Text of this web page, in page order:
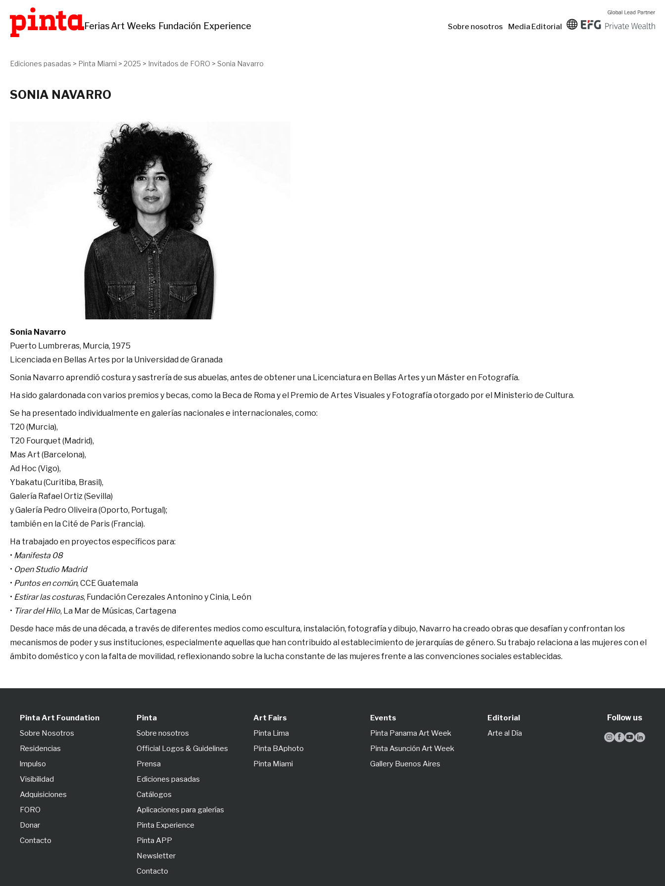
FeriasArt Weeks Fundación Experience Sobre nosotros Media Editorial
Ediciones pasadas > Pinta Miami > 2025 > Invitados de FORO > Sonia Navarro
SONIA NAVARRO
Sonia Navarro
Puerto Lumbreras, Murcia, 1975
Licenciada en Bellas Artes por la Universidad de Granada
Sonia Navarro aprendió costura y sastrería de sus abuelas, antes de obtener una Licenciatura en Bellas Artes y un Máster en Fotografía.
Ha sido galardonada con varios premios y becas, como la Beca de Roma y el Premio de Artes Visuales y Fotografía otorgado por el Ministerio de Cultura.
Se ha presentado individualmente en galerías nacionales e internacionales, como:
T20 (Murcia),
T20 Fourquet (Madrid),
Mas Art (Barcelona),
Ad Hoc (Vigo),
Ybakatu (Curitiba, Brasil),
Galería Rafael Ortiz (Sevilla)
y Galería Pedro Oliveira (Oporto, Portugal);
también en la Cité de Paris (Francia).
Ha trabajado en proyectos específicos para:
• Manifesta 08
• Open Studio Madrid
• Puntos en común, CCE Guatemala
• Estirar las costuras, Fundación Cerezales Antonino y Cinia, León
• Tirar del Hilo, La Mar de Músicas, Cartagena
Desde hace más de una década, a través de diferentes medios como escultura, instalación, fotografía y dibujo, Navarro ha creado obras que desafían y confrontan los
mecanismos de poder y sus instituciones, especialmente aquellas que han contribuido al establecimiento de jerarquías de género. Su trabajo relaciona a las mujeres con el
ámbito doméstico y con la falta de movilidad, reflexionando sobre la lucha constante de las mujeres frente a las convenciones sociales establecidas.
Pinta Art Foundation
Sobre Nosotros
Residencias
lmpulso
Visibilidad
Adquisiciones
FORO
Donar
Contacto
Pinta
Sobre nosotros
Official Logos & Guidelines
Prensa
Ediciones pasadas
Catálogos
Aplicaciones para galerías
Pinta Experience
Pinta APP
Newsletter
Contacto
Art Fairs
Pinta Lima
Pinta BAphoto
Pinta Miami
Events
Pinta Panama Art Week
Pinta Asunción Art Week
Gallery Buenos Aires
Editorial
Arte al Día
Follow us
   